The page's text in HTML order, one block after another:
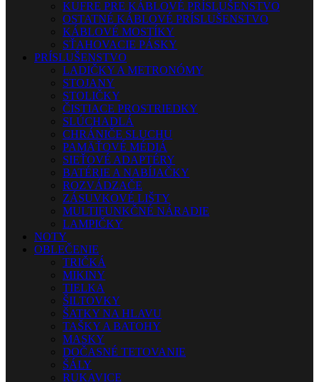
KUFRE PRE KÁBLOVÉ PRÍSLUŠENSTVO
OSTATNÉ KÁBLOVÉ PRÍSLUŠENSTVO
KÁBLOVÉ MOSTÍKY
SŤAHOVACIE PÁSKY
PRÍSLUŠENSTVO
LADIČKY A METRONÓMY
STOJANY
STOLIČKY
ČISTIACE PROSTRIEDKY
SLÚCHADLÁ
CHRÁNIČE SLUCHU
PAMÄŤOVÉ MÉDIÁ
SIEŤOVÉ ADAPTÉRY
BATÉRIE A NABÍJAČKY
ROZVÁDZAČE
ZÁSUVKOVÉ LIŠTY
MULTIFUNKČNÉ NÁRADIE
LAMPIČKY
NOTY
OBLEČENIE
TRIČKÁ
MIKINY
TIELKA
ŠILTOVKY
ŠATKY NA HLAVU
TAŠKY A BATOHY
MASKY
DOČASNÉ TETOVANIE
ŠÁLY
RUKAVICE